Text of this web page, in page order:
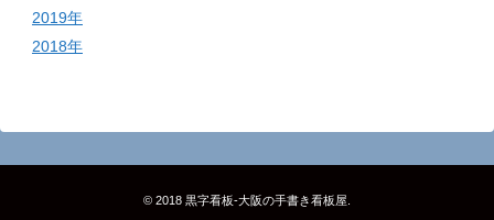
2019年
2018年
© 2018 黒字看板‐大阪の手書き看板屋